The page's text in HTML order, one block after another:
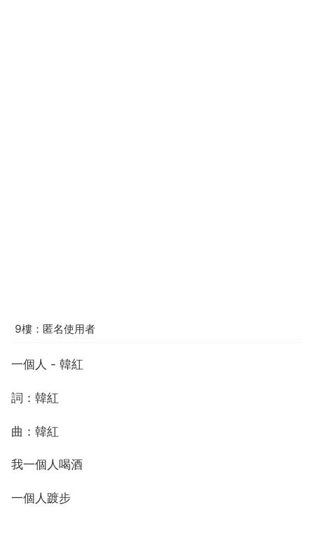
9樓：匿名使用者
一個人 - 韓紅
詞：韓紅
曲：韓紅
我一個人喝酒
一個人踱步